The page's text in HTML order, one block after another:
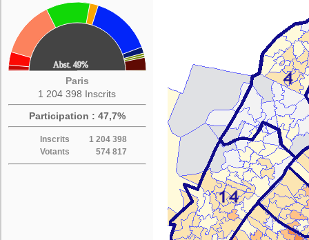
Paris
1 204 398 Inscrits
Participation : 47,7%
Inscrits
1 204 398
Votants
574 817